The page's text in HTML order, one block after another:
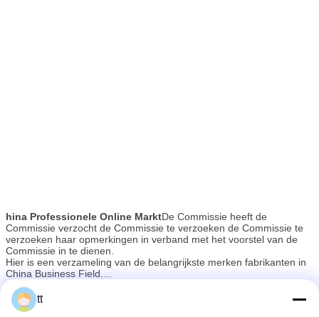
hina Professionele Online MarktDe Commissie heeft de
Commissie verzocht de Commissie te verzoeken de Commissie te
verzoeken haar opmerkingen in verband met het voorstel van de
Commissie in te dienen.
Hier is een verzameling van de belangrijkste merken fabrikanten in
China Business Field.
De fabrikanten beschikken over hoogwaardige professionele
technici en geavanceerde moderne productieapparatuur.Alle
producten voldoen aan de internationale kwaliteitsnormen en
Als gevolg van onze hoogwaardige producten en uitstekende
klantenservice hebben zij een wereldwijd verkoopnetwerk
tt